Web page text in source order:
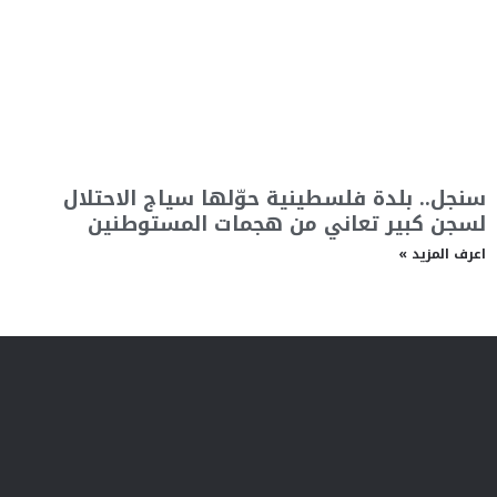
سنجل.. بلدة فلسطينية حوّلها سياج الاحتلال
لسجن كبير تعاني من هجمات المستوطنين
اعرف المزيد »